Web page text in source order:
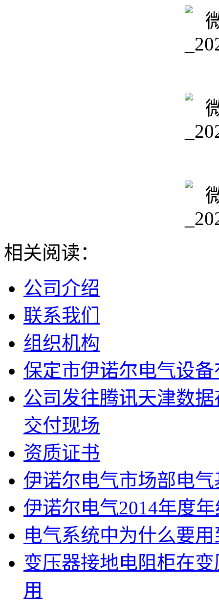
相关阅读：
公司介绍
联系我们
组织机构
保定市伊诺尔电气设
公司发往腾讯天津数
交付现场
资质证书
伊诺尔电气市场部电
伊诺尔电气2014年度
电气系统中为什么要
变压器接地电阻柜在
用